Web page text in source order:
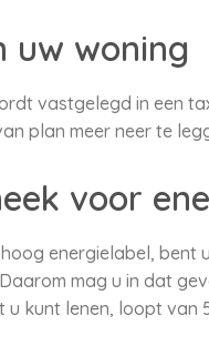
uw woning
vastgelegd in een
plan meer neer te
voor
energielabel,
mag u in dat
kunt lenen, loopt van